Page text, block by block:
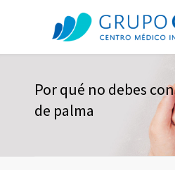
Por qué no debes
de palma